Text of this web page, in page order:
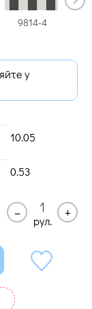
9814-4
10.05
0.53
–
рул.
+